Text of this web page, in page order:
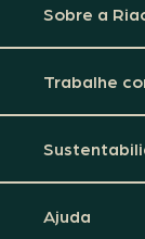
Sobre a
Trabalhe
Ajuda